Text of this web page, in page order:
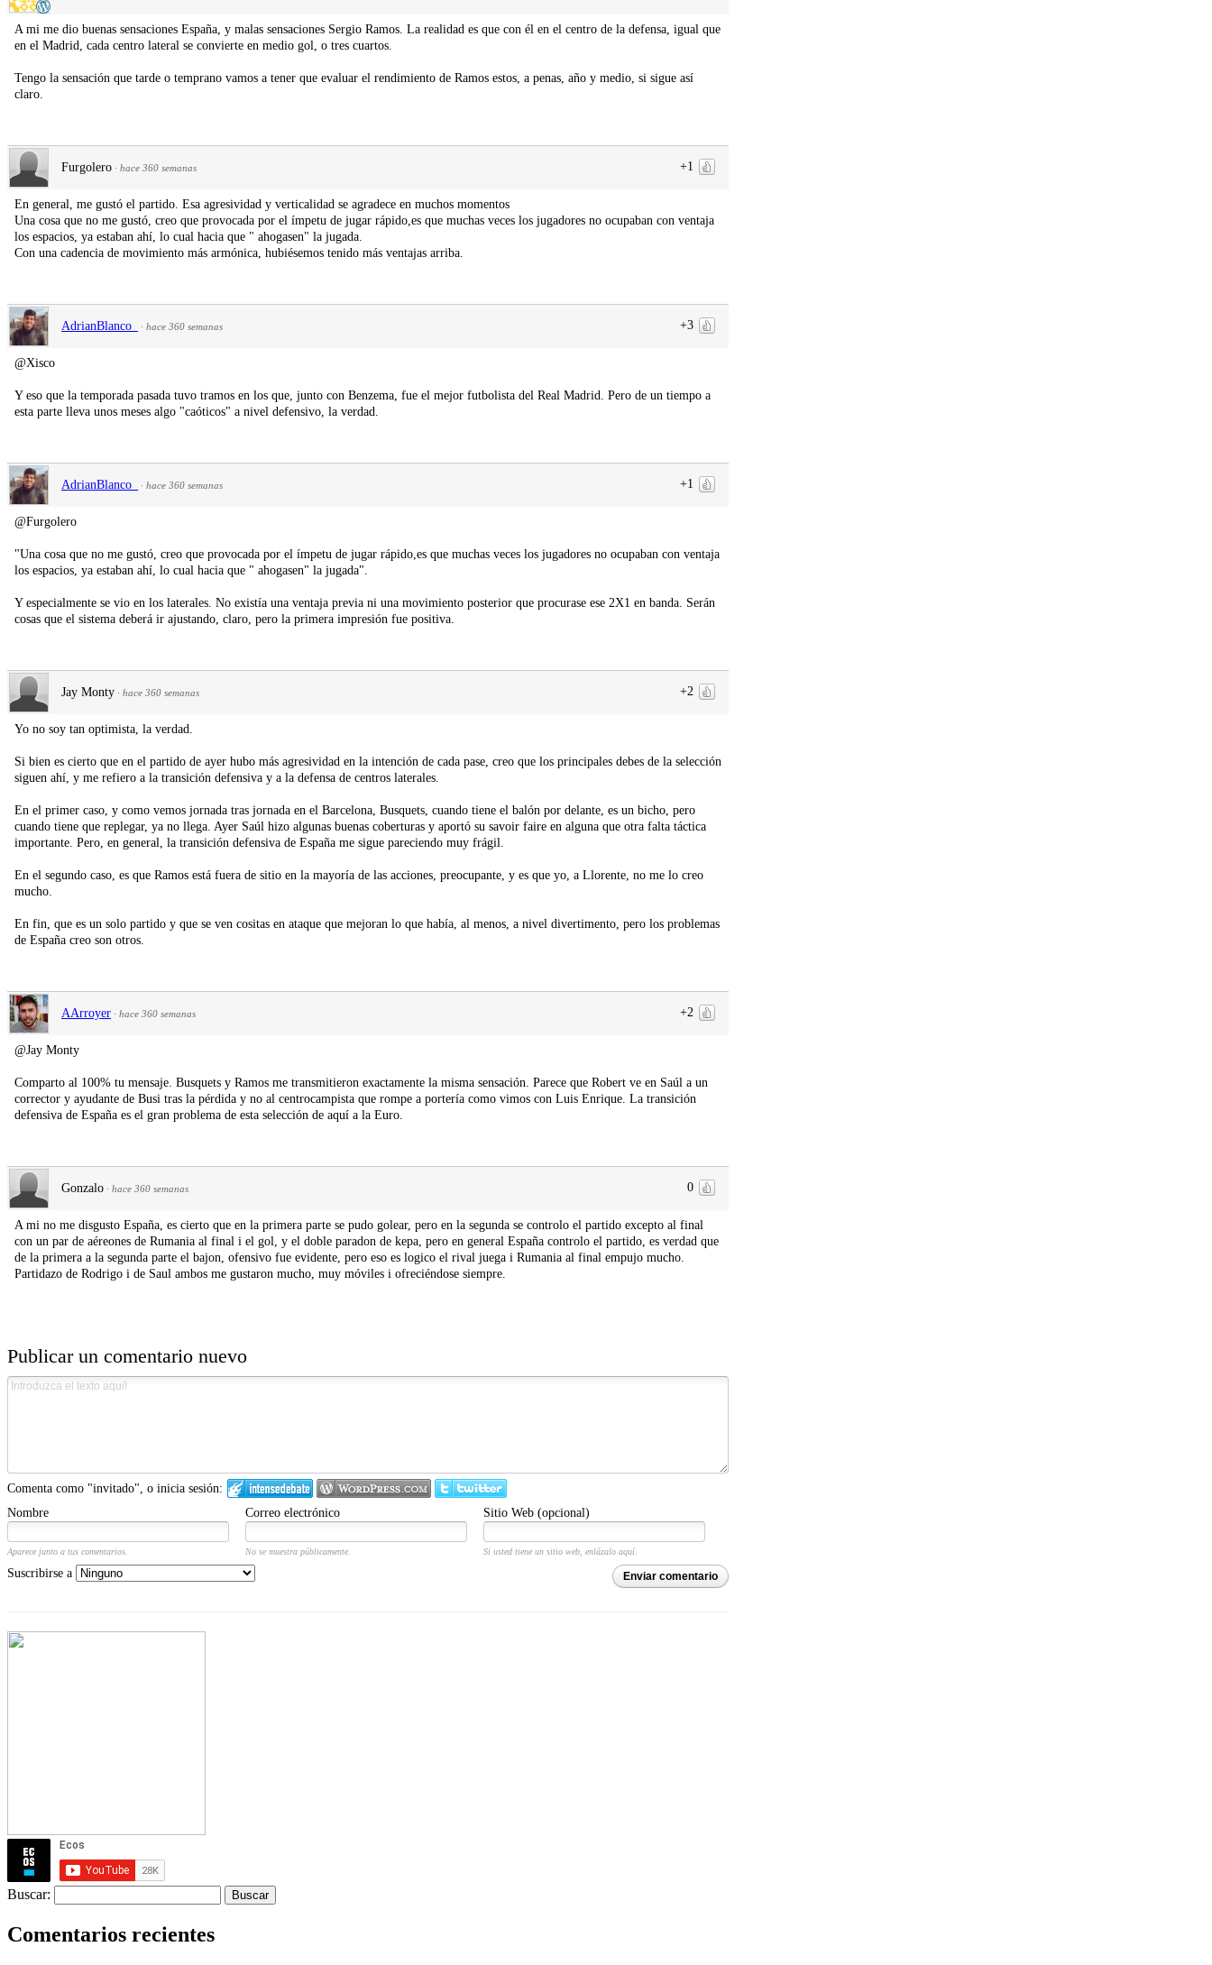
A mi me dio buenas sensaciones España, y malas sensaciones Sergio Ramos. La realidad es que con él en el centro de la defensa, igual que
en el Madrid, cada centro lateral se convierte en medio gol, o tres cuartos.
Tengo la sensación que tarde o temprano vamos a tener que evaluar el rendimiento de Ramos estos, a penas, año y medio, si sigue así
claro.
+1
Furgolero · hace 360 semanas
En general, me gustó el partido. Esa agresividad y verticalidad se agradece en muchos momentos
Una cosa que no me gustó, creo que provocada por el ímpetu de jugar rápido,es que muchas veces los jugadores no ocupaban con ventaja
los espacios, ya estaban ahí, lo cual hacia que " ahogasen" la jugada.
Con una cadencia de movimiento más armónica, hubiésemos tenido más ventajas arriba.
+3
AdrianBlanco_ · hace 360 semanas
@Xisco
Y eso que la temporada pasada tuvo tramos en los que, junto con Benzema, fue el mejor futbolista del Real Madrid. Pero de un tiempo a
esta parte lleva unos meses algo "caóticos" a nivel defensivo, la verdad.
+1
AdrianBlanco_ · hace 360 semanas
@Furgolero
"Una cosa que no me gustó, creo que provocada por el ímpetu de jugar rápido,es que muchas veces los jugadores no ocupaban con ventaja
los espacios, ya estaban ahí, lo cual hacia que " ahogasen" la jugada".
Y especialmente se vio en los laterales. No existía una ventaja previa ni una movimiento posterior que procurase ese 2X1 en banda. Serán
cosas que el sistema deberá ir ajustando, claro, pero la primera impresión fue positiva.
+2
Jay Monty · hace 360 semanas
Yo no soy tan optimista, la verdad.
Si bien es cierto que en el partido de ayer hubo más agresividad en la intención de cada pase, creo que los principales debes de la selección
siguen ahí, y me refiero a la transición defensiva y a la defensa de centros laterales.
En el primer caso, y como vemos jornada tras jornada en el Barcelona, Busquets, cuando tiene el balón por delante, es un bicho, pero
cuando tiene que replegar, ya no llega. Ayer Saúl hizo algunas buenas coberturas y aportó su savoir faire en alguna que otra falta táctica
importante. Pero, en general, la transición defensiva de España me sigue pareciendo muy frágil.
En el segundo caso, es que Ramos está fuera de sitio en la mayoría de las acciones, preocupante, y es que yo, a Llorente, no me lo creo
mucho.
En fin, que es un solo partido y que se ven cositas en ataque que mejoran lo que había, al menos, a nivel divertimento, pero los problemas
de España creo son otros.
+2
AArroyer · hace 360 semanas
@Jay Monty
Comparto al 100% tu mensaje. Busquets y Ramos me transmitieron exactamente la misma sensación. Parece que Robert ve en Saúl a un
corrector y ayudante de Busi tras la pérdida y no al centrocampista que rompe a portería como vimos con Luis Enrique. La transición
defensiva de España es el gran problema de esta selección de aquí a la Euro.
0
Gonzalo · hace 360 semanas
A mi no me disgusto España, es cierto que en la primera parte se pudo golear, pero en la segunda se controlo el partido excepto al final
con un par de aéreones de Rumania al final i el gol, y el doble paradon de kepa, pero en general España controlo el partido, es verdad que
de la primera a la segunda parte el bajon, ofensivo fue evidente, pero eso es logico el rival juega i Rumania al final empujo mucho.
Partidazo de Rodrigo i de Saul ambos me gustaron mucho, muy móviles i ofreciéndose siempre.
Publicar un comentario nuevo
Comenta como "invitado", o inicia sesión:
Nombre
Correo electrónico Sitio Web (opcional)
Aparece junto a tus comentarios. No se muestra públicamente. Si usted tiene un sitio web, enlázalo aquí.
Enviar comentario
Suscribirse a
Buscar:
Comentarios recientes